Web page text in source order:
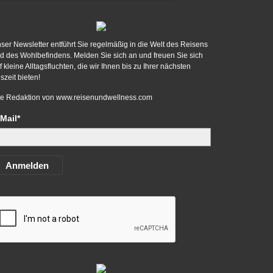
Newsletter entführt Sie regelmäßig in die Welt des Reisens
des Wohlbefindens. Melden Sie sich an und freuen Sie sich
kleine Alltagsfluchten, die wir Ihnen bis zu Ihrer nächsten
bieten!
Redaktion von www.reisenundwellness.com
Anmelden